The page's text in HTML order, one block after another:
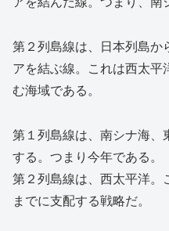
第２列島線は、日本列島か
アを結ぶ線。これは西太
む海域である。
第１列島線は、南シナ海
する。つまり今年である。
第２列島線は、西太平洋
までに支配する戦略だ。